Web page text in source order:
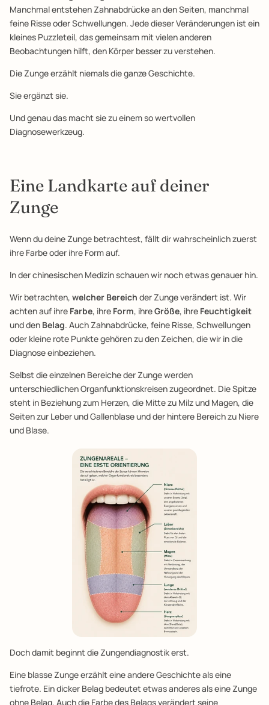
Manchmal entstehen Zahnabdrücke an den Seiten, manchmal
feine Risse oder Schwellungen. Jede dieser Veränderungen ist ein
kleines Puzzleteil, das gemeinsam mit vielen anderen
Beobachtungen hilft, den Körper besser zu verstehen.
Die Zunge erzählt niemals die ganze Geschichte.
Sie ergänzt sie.
Und genau das macht sie zu einem so wertvollen
Diagnosewerkzeug.
Eine Landkarte auf deiner
Zunge
Wenn du deine Zunge betrachtest, fällt dir wahrscheinlich zuerst
ihre Farbe oder ihre Form auf.
In der chinesischen Medizin schauen wir noch etwas genauer hin.
Wir betrachten, welcher Bereich der Zunge verändert ist. Wir
achten auf ihre Farbe, ihre Form, ihreGröße, ihre Feuchtigkeit
und den Belag. Auch Zahnabdrücke, feine Risse, Schwellungen
oder kleine rote Punkte gehören zu den Zeichen, die wir in die
Diagnose einbeziehen.
Selbst die einzelnen Bereiche der Zunge werden
unterschiedlichen Organfunktionskreisen zugeordnet. Die Spitze
steht in Beziehung zum Herzen, die Mitte zu Milz und Magen, die
Seiten zur Leber und Gallenblase und der hintere Bereich zu Niere
und Blase.
Doch damit beginnt die Zungendiagnostik erst.
Eine blasse Zunge erzählt eine andere Geschichte als eine
tiefrote. Ein dicker Belag bedeutet etwas anderes als eine Zunge
ohne Belag. Auch die Farbe des Belags verändert seine